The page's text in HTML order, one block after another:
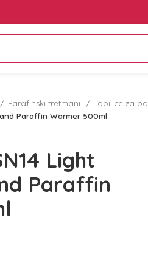
Parafinski tretmani
Topilice za
Paraffin Warmer 500ml
Light
Paraffin